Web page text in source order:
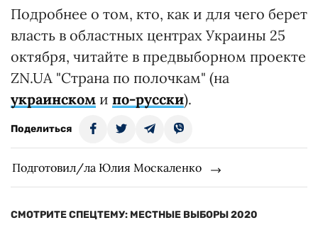
Подробнее о том, кто, как и для чего берет
власть в областных центрах Украины 25
октября, читайте в предвыборном проекте
ZN.UA "Страна по полочкам" (на
украинском и по-русски).
Поделиться
Подготовил/ла Юлия Москаленко
СМОТРИТЕ СПЕЦТЕМУ: МЕСТНЫЕ ВЫБОРЫ 2020